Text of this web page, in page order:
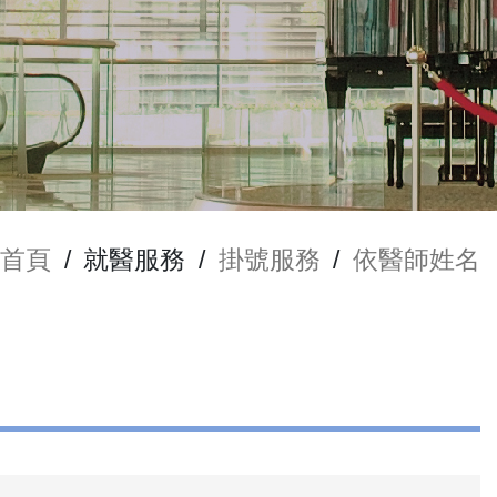
首頁 / 就醫服務 / 掛號服務 / 依醫師姓名